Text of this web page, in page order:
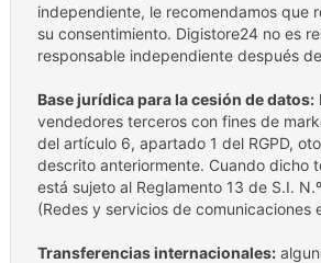
independiente, le recomendamos que
su consentimiento. Digistore24 no es
responsable independiente después
Base jurídica para la cesión de datos:
vendedores terceros con fines de
del artículo 6, apartado 1 del RGPD,
descrito anteriormente. Cuando dicho
está sujeto al Reglamento 13 de S.I.
(Redes y servicios de
Transferencias internacionales: